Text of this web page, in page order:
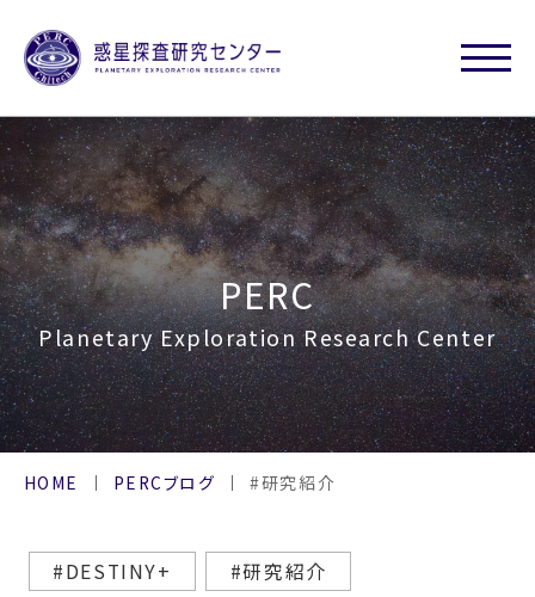
PERC
Planetary Exploration Research Center
HOME PERCブログ #研究紹介
#DESTINY+
#研究紹介